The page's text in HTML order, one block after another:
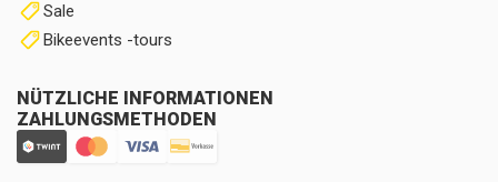
Sale
Bikeevents -tours
NÜTZLICHE INFORMATIONEN
ZAHLUNGSMETHODEN